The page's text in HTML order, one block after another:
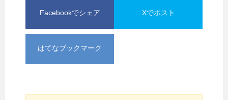
Facebookでシェア Xでポスト
はてなブックマーク